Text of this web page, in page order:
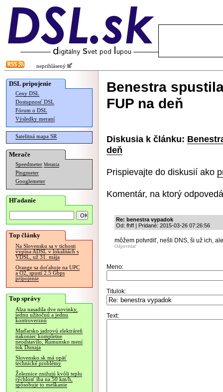
neprihlásený
DSL pripojenie
Ceny DSL
Dostupnosť DSL
Fórum o DSL
Výsledky meraní
Satelitná mapa SR
Merače
Speedmeter Merania
Pingmeter
Googlemeter
Hľadanie
Top články
Na Slovensku sa v tichosti
vypína ADSL v lokalitách s
VDSL, už 31. mája
Orange sa doťahuje na UPC
a O2, spustí 2.5 Gbps
pripojenie
Top správy
Alza nasadila dve novinky,
jednu užitočnú a jednu
kontroverznú
Maďarsko jadrovú elektráreň
nakoniec kompletne
neodstavilo, Rumunsko mení
tok Dunaja
Slovensko.sk má opäť
technické problémy
Železnice znižujú kvôli teplu
rýchlosť iba na 50 km/h,
spôsobuje to meškanie
Benestra
FUP na deň
Diskusia k článku:
deň
Prispievajte do diskusií ako
Komentár, na ktorý
Re: benestra vypadok
Od: fhff | Pridané: 2015-03-26 07:26:56
môžem potvrdiť, nešli DNS, ši už ich,
Odpovedať
Meno:
Titulok:
Text: